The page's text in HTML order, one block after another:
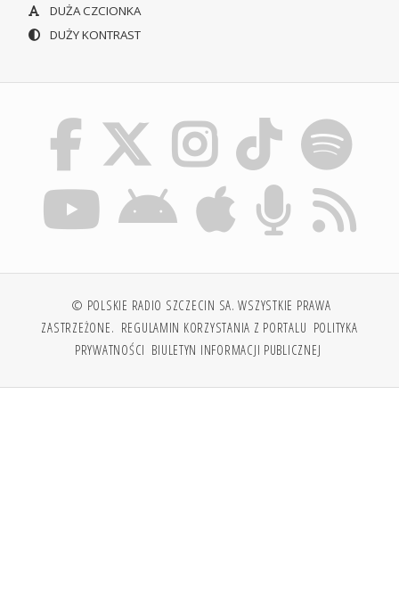
DUŻA CZCIONKA
DUŻY KONTRAST
© POLSKIE RADIO SZCZECIN SA. WSZYSTKIE PRAWA
ZASTRZEŻONE. REGULAMIN KORZYSTANIA Z PORTALU POLITYKA
PRYWATNOŚCI BIULETYN INFORMACJI PUBLICZNEJ